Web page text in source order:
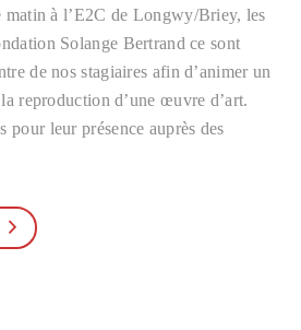
matin à l’E2C de Longwy/Briey, les
Solange Bertrand ce sont
de nos stagiaires afin d’animer un
reproduction d’une œuvre d’art.
pour leur présence auprès des